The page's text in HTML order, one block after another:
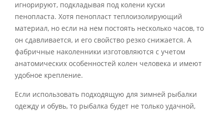
игнорируют, подкладывая под колени куски
пенопласта. Хотя пенопласт теплоизолирующий
материал, но если на нем постоять несколько часов, то
он сдавливается, и его свойство резко снижается. А
фабричные наколенники изготовляются с учетом
анатомических особенностей колен человека и имеют
удобное крепление.
Если использовать подходящую для зимней рыбалки
одежду и обувь, то рыбалка будет не только удачной,